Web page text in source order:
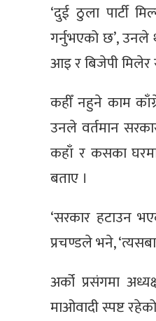
‘दुई ठुला पार्टी
गर्नुभएको छ’, उनले
आइ र बिजेपी मिलेर
कहीँ नहुने काम
उनले वर्तमान
कहाँ र कसका
बताए ।
‘सरकार हटाउन
प्रचण्डले भने,
अर्को प्रसंगमा
माओवादी स्पष्ट